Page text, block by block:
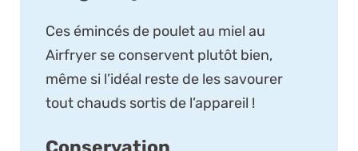
Ces émincés de poulet au miel au
Airfryer se conservent plutôt bien,
même si l’idéal reste de les savourer
tout chauds sortis de l’appareil !